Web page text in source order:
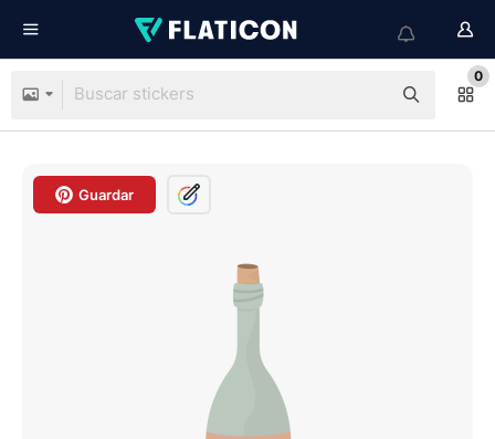
0
Guardar